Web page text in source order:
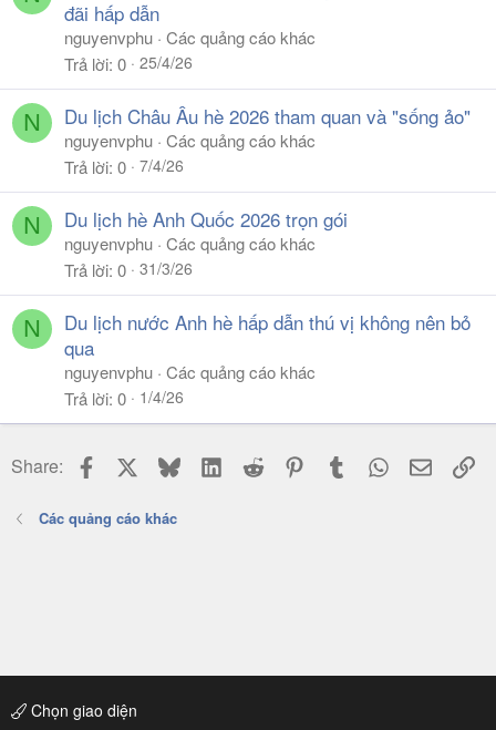
đãi hấp dẫn
nguyenvphu Các quảng cáo khác
Trả lời 0 25/4/26
N Du lịch Châu Âu hè 2026 tham quan và "sống ảo"
nguyenvphu Các quảng cáo khác
Trả lời 0 7/4/26
N Du lịch hè Anh Quốc 2026 trọn gói
nguyenvphu Các quảng cáo khác
Trả lời 0 31/3/26
N
Du lịch nước Anh hè hấp dẫn thú vị không nên bỏ
qua
nguyenvphu Các quảng cáo khác
Trả lời 0 1/4/26
Share: Facebook BlueskyLinkedIn
Reddit PinterestTumblr WhatsApp
Email
Các quảng cáo khác
Chọn giao diện